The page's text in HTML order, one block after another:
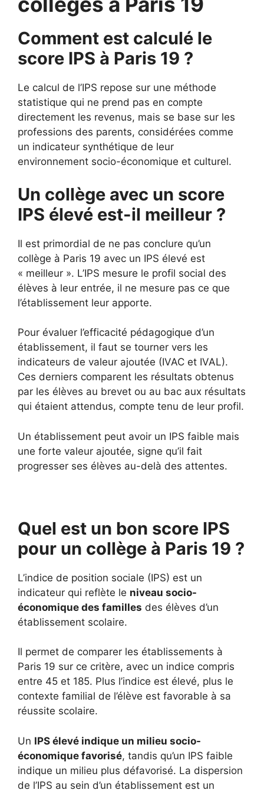
Comment est calculé le
score IPS à Paris 19 ?
Le calcul de l’IPS repose sur une méthode
statistique qui ne prend pas en compte
directement les revenus, mais se base sur les
professions des parents, considérées comme
un indicateur synthétique de leur
environnement socio-économique et culturel.
Un collège avec un score
IPS élevé est-il meilleur ?
Il est primordial de ne pas conclure qu’un
collège à Paris 19 avec un IPS élevé est
« meilleur ». L’IPS mesure le profil social des
élèves à leur entrée, il ne mesure pas ce que
l’établissement leur apporte.
Pour évaluer l’efficacité pédagogique d’un
établissement, il faut se tourner vers les
indicateurs de valeur ajoutée (IVAC et IVAL).
Ces derniers comparent les résultats obtenus
par les élèves au brevet ou au bac aux résultats
qui étaient attendus, compte tenu de leur profil.
Un établissement peut avoir un IPS faible mais
une forte valeur ajoutée, signe qu’il fait
progresser ses élèves au-delà des attentes.
Quel est un bon score IPS
pour un collège à Paris 19 ?
L’indice de position sociale (IPS) est un
indicateur qui reflète le niveau socio-
économique des familles des élèves d’un
établissement scolaire.
Il permet de comparer les établissements à
Paris 19 sur ce critère, avec un indice compris
entre 45 et 185. Plus l’indice est élevé, plus le
contexte familial de l’élève est favorable à sa
réussite scolaire.
Un IPS élevé indique un milieu socio-
économique favorisé, tandis qu’un IPS faible
indique un milieu plus défavorisé. La dispersion
de l’IPS au sein d’un établissement est un